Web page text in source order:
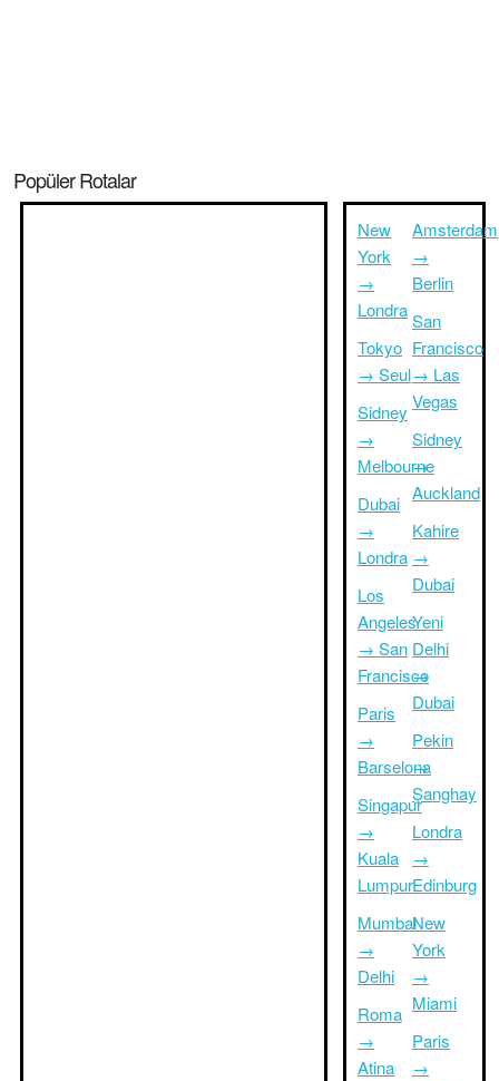
Popüler Rotalar
New
York
→
Londra
Tokyo
→ Seul
Sidney
→
Melbourne
Dubai
→
Londra
Los
Angeles
→ San
Francisco
Paris
→
Barselona
Singapur
→
Kuala
Lumpur
Mumbai
→
Delhi
Roma
→
Atina
Amsterdam
→
Berlin
San
Francisco
→ Las
Vegas
Sidney
→
Auckland
Kahire
→
Dubai
Yeni
Delhi
→
Dubai
Pekin
→
Şanghay
Londra
→
Edinburg
New
York
→
Miami
Paris
→